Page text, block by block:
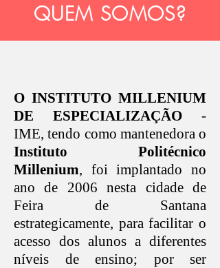
QUEM SOMOS?
O INSTITUTO MILLENIUM
DE ESPECIALIZAÇÃO -
IME, tendo como mantenedora o
Instituto Politécnico
Millenium, foi implantado no
ano de 2006 nesta cidade de
Feira de Santana
estrategicamente, para facilitar o
acesso dos alunos a diferentes
níveis de ensino; por ser